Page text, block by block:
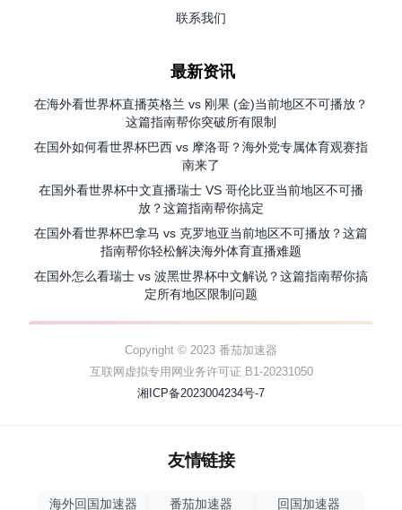
联系我们
最新资讯
在海外看世界杯直播英格兰 vs 刚果 (金)当前地区不可播放？
这篇指南帮你突破所有限制
在国外如何看世界杯巴西 vs 摩洛哥？海外党专属体育观赛指
南来了
在国外看世界杯中文直播瑞士 VS 哥伦比亚当前地区不可播
放？这篇指南帮你搞定
在国外看世界杯巴拿马 vs 克罗地亚当前地区不可播放？这篇
指南帮你轻松解决海外体育直播难题
在国外怎么看瑞士 vs 波黑世界杯中文解说？这篇指南帮你搞
定所有地区限制问题
Copyright © 2023 番茄加速器
互联网虚拟专用网业务许可证 B1-20231050
湘ICP备2023004234号-7
友情链接
海外回国加速器 番茄加速器 回国加速器